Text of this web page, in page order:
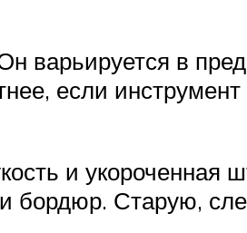
варьируется в
если
и укороченная
бордюр. Старую,